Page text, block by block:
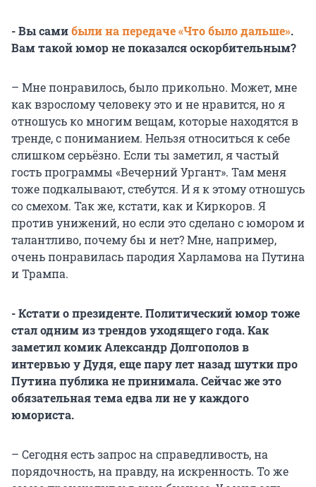
- Вы самибыли на передаче «Что было дальше».
Вам такой юмор не показался оскорбительным?
– Мне понравилось, было прикольно. Может, мне
как взрослому человеку это и не нравится, но я
отношусь ко многим вещам, которые находятся в
тренде, с пониманием. Нельзя относиться к себе
слишком серьёзно. Если ты заметил, я частый
гость программы «Вечерний Ургант». Там меня
тоже подкалывают, стебутся. И я к этому отношусь
со смехом. Так же, кстати, как и Киркоров. Я
против унижений, но если это сделано с юмором и
талантливо, почему бы и нет? Мне, например,
очень понравилась пародия Харламова на Путина
и Трампа.
- Кстати о президенте. Политический юмор тоже
стал одним из трендов уходящего года. Как
заметил комик Александр Долгополов в
интервью у Дудя, еще пару лет назад шутки про
Путина публика не принимала. Сейчас же это
обязательная тема едва ли не у каждого
юмориста.
– Сегодня есть запрос на справедливость, на
порядочность, на правду, на искренность. То же